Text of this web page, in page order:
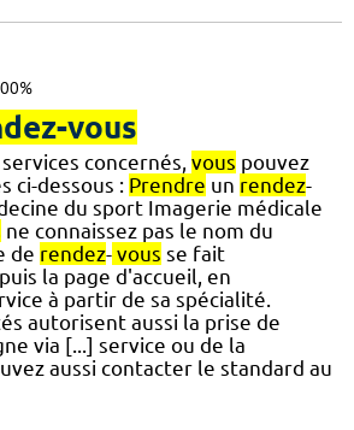
vous
concernés, vous pouvez
ci-dessous : Prendre un rendez-
du sport Imagerie médicale
ne connaissez pas le nom du
de rendez- vous se fait
la page d'accueil, en
à partir de sa spécialité.
autorisent aussi la prise de
via [...] service ou de la
aussi contacter le standard au